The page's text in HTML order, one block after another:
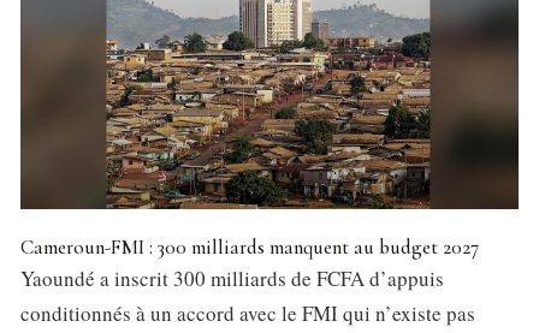
Cameroun-FMI : 300 milliards manquent au budget 2027
Yaoundé a inscrit 300 milliards de FCFA d’appuis
conditionnés à un accord avec le FMI qui n’existe pas